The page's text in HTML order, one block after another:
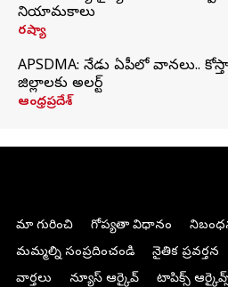
నియామకాలు
రష్యా
APSDMA: నేడు ఏపీలో వానలు..
జిల్లాలకు అలర్ట్
ఆంధ్రప్రదేశ్
మా గురించి గోప్యతా విధానం
మమ్మల్ని సంప్రదించండి
నైతిక ప్రవర్తన
వార్తలు
న్యూస్ ఆర్కైవ్ టాపిక్స్